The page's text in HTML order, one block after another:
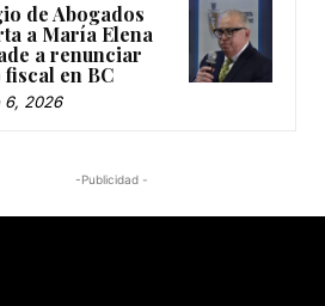
de Abogados
a María Elena
a renunciar
fiscal en BC
6, 2026
-Publicidad -